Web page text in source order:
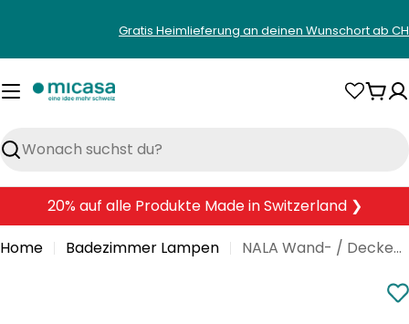
springen
Gratis Heimlieferung an deinen Wunschort ab
Suchen
20% auf alle Produkte Made in Switzerland ❯
Home
Badezimmer Lampen NALA Wand- / Deckenleuchte